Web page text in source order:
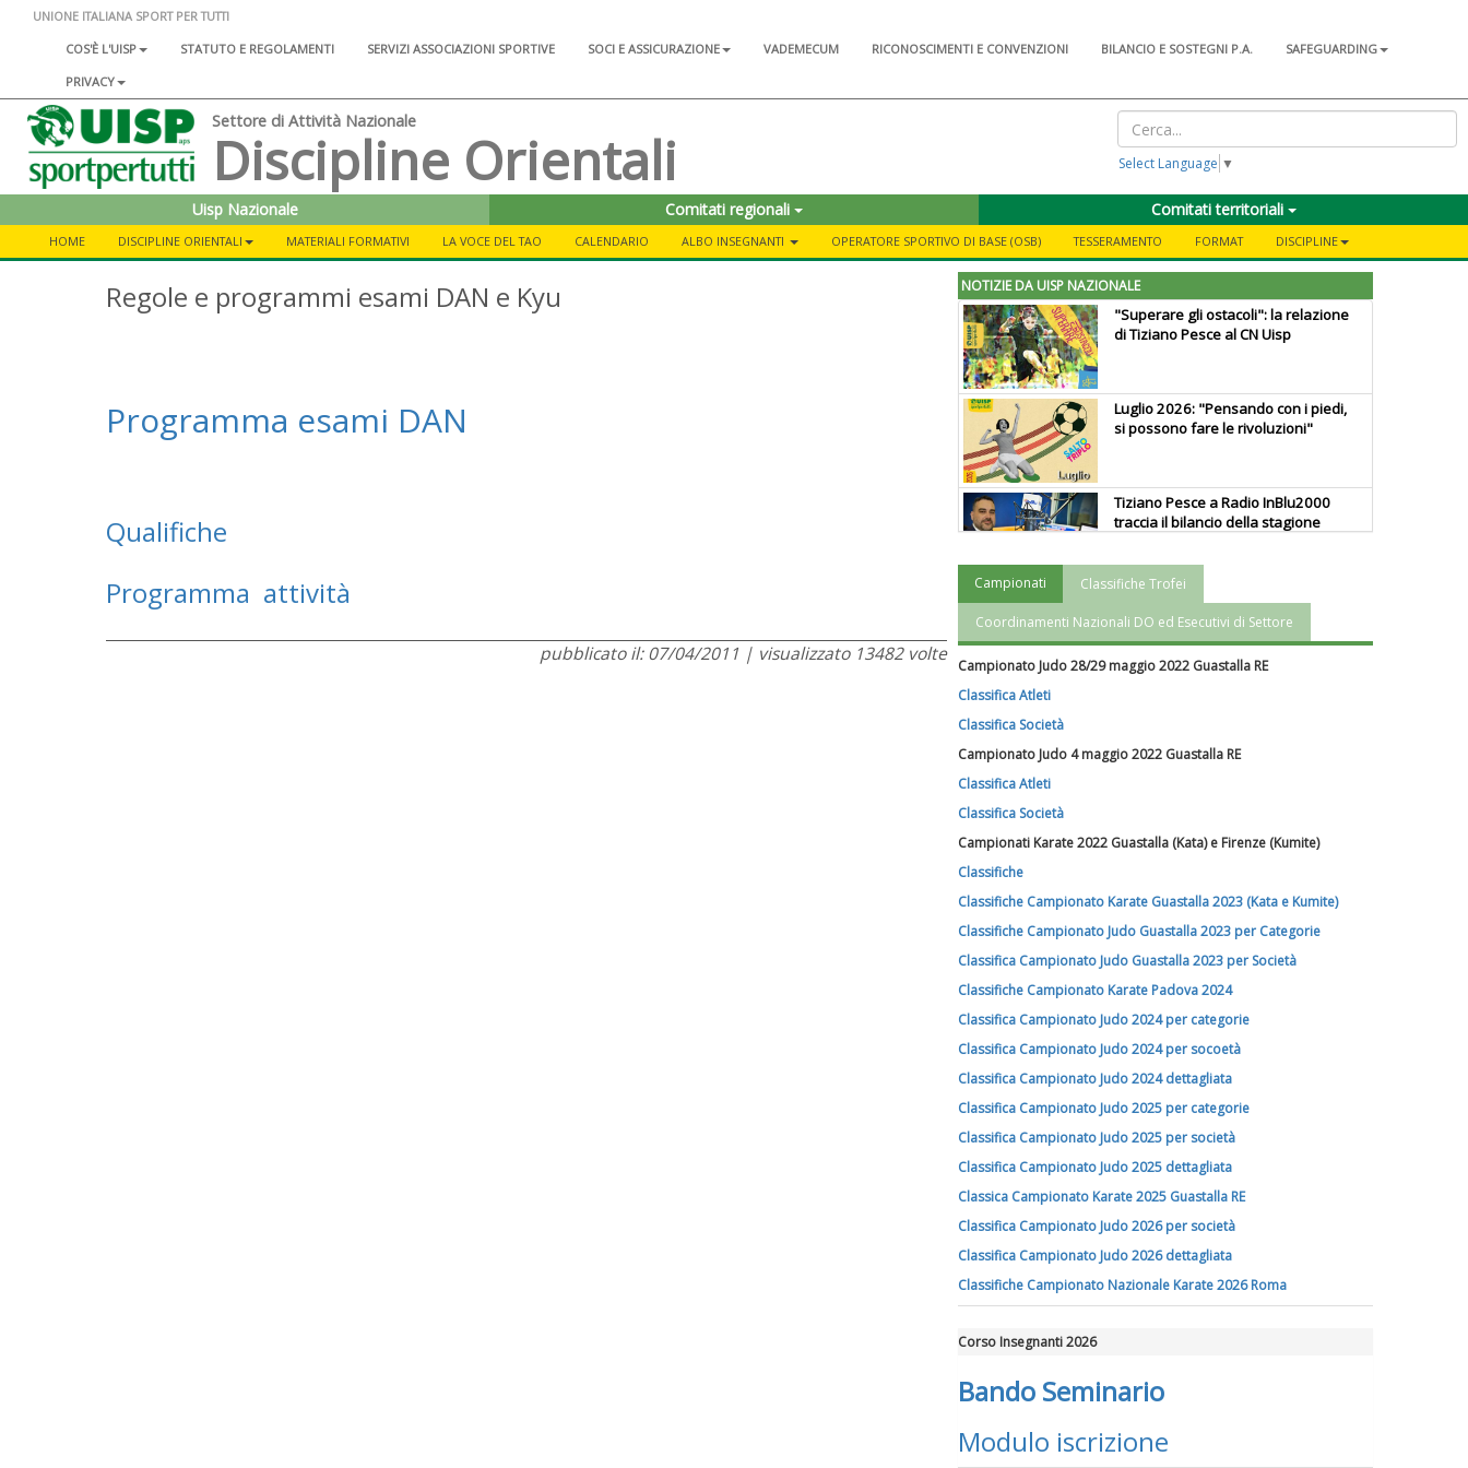
UNIONE ITALIANA SPORT PER TUTTI
COS'È L'UISP
STATUTO E REGOLAMENTI SERVIZI ASSOCIAZIONI SPORTIVE SOCI E ASSICURAZIONE VADEMECUM RICONOSCIMENTI E CONVENZIONI BILANCIO E SOSTEGNI P.A.
SAFEGUARDING
PRIVACY
Settore di Attività Nazionale
Discipline Orientali Select Language ▼
Uisp Nazionale Comitati regionali Comitati territoriali
HOME DISCIPLINE ORIENTALI MATERIALI FORMATIVI LA VOCE DEL TAO CALENDARIO ALBO INSEGNANTI OPERATORE SPORTIVO DI BASE (OSB) TESSERAMENTO FORMAT DISCIPLINE
Regole e programmi esami DAN e Kyu
Programma esami DAN
Qualifiche
Programma attività
pubblicato il: 07/04/2011 | visualizzato 13482 volte
NOTIZIE DA UISP NAZIONALE
"Superare gli ostacoli": la relazione
di Tiziano Pesce al CN Uisp
Luglio 2026: "Pensando con i piedi,
si possono fare le rivoluzioni"
Tiziano Pesce a Radio InBlu2000
traccia il bilancio della stagione
valorizzi le nostre specificità"
Campionati Classifiche Trofei
Coordinamenti Nazionali DO ed Esecutivi di Settore
Campionato Judo 28/29 maggio 2022 Guastalla RE
Classifica Atleti
Classifica Società
Campionato Judo 4 maggio 2022 Guastalla RE
Classifica Atleti
Classifica Società
Campionati Karate 2022 Guastalla (Kata) e Firenze (Kumite)
Classifiche
Classifiche Campionato Karate Guastalla 2023 (Kata e Kumite)
Classifiche Campionato Judo Guastalla 2023 per Categorie
Classifica Campionato Judo Guastalla 2023 per Società
Classifiche Campionato Karate Padova 2024
Classifica Campionato Judo 2024 per categorie
Classifica Campionato Judo 2024 per socoetà
Classifica Campionato Judo 2024 dettagliata
Classifica Campionato Judo 2025 per categorie
Classifica Campionato Judo 2025 per società
Classifica Campionato Judo 2025 dettagliata
Classica Campionato Karate 2025 Guastalla RE
Classifica Campionato Judo 2026 per società
Classifica Campionato Judo 2026 dettagliata
Classifiche Campionato Nazionale Karate 2026 Roma
Corso Insegnanti 2026
Bando Seminario
Modulo iscrizione